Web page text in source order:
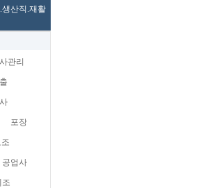
생산직.재활
관리
포장
공업사
조